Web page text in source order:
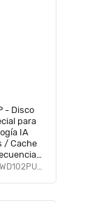
para
IA
/ Cache
WESTERN DIGITAL / WDC1490045 / WD102PURP